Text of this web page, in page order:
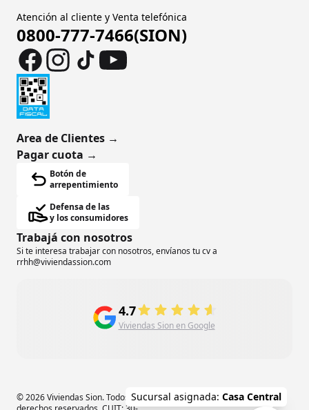
Area de Clientes →
Pagar cuota →
Botón de
arrepentimiento
Defensa de las
y los consumidores
Trabajá con nosotros
Si te interesa trabajar con nosotros, envíanos tu cv a
rrhh@viviendassion.com
Atención al cliente y Venta telefónica
0800-777-7466(SION)
4.7
Viviendas Sion en Google
© 2026 Viviendas Sion. Todos losSucursal asignada: Casa Central